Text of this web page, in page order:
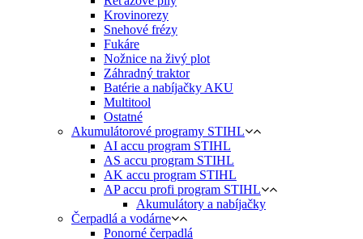
Krovinorezy
Snehové frézy
Fukáre
Nožnice na živý plot
Záhradný traktor
Batérie a nabíjačky AKU
Multitool
Ostatné
Akumulátorové programy STIHL
AI accu program STIHL
AS accu program STIHL
AK accu program STIHL
AP accu profi program STIHL
Akumulátory a nabíjačky
Čerpadlá a vodárne
Ponorné čerpadlá